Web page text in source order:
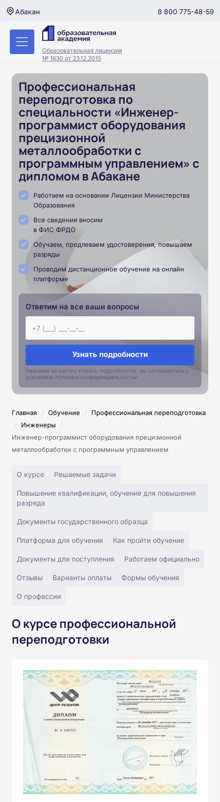
Абакан 8 800 775-48-59
Образовательная лицензия
№ 1630 от 23.12.2015
Профессиональная
переподготовка по
специальности «Инженер-
программист оборудования
прецизионной
металлообработки с
программным управлением» с
дипломом в Абакане
Работаем на основании Лицензии Министерства
Образования
Все сведения вносим
в ФИС ФРДО
Обучаем, продлеваем удостоверения, повышаем
разряды
Проводим дистанционное обучение на онлайн
платформе
Ответим на все ваши вопросы
Узнать подробности
Нажимая на кнопку «Узнать подробности», вы соглашаетесь с
условиями политики конфиденциальностии
Главная / Обучение / Профессиональная переподготовка
/ Инженеры /
Инженер-программист оборудования прецизионной
металлообработки с программным управлением
О курсе Решаемые задачи
Повышение квалификации, обучение для повышения
разряда
Документы государственного образца
Платформа для обучения Как пройти обучение
Документы для поступления Работаем официально
Отзывы Варианты оплаты Формы обучения
О профессии
О курсе профессиональной
переподготовки